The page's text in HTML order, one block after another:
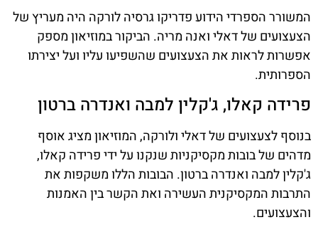
המשורר הספרדי הידוע פדריקו גרסיה לורקה היה מעריץ של
הצעצועים של דאלי ואנה מריה. הביקור במוזיאון מספק
אפשרות לראות את הצעצועים שהשפיעו עליו ועל יצירתו
הספרותית.
פרידה קאלו, ג'קלין למבה ואנדרה ברטון
בנוסף לצעצועים של דאלי ולורקה, המוזיאון מציג אוסף
מדהים של בובות מקסיקניות שנקנו על ידי פרידה קאלו,
ג'קלין למבה ואנדרה ברטון. הבובות הללו משקפות את
התרבות המקסיקנית העשירה ואת הקשר בין האמנות
והצעצועים.